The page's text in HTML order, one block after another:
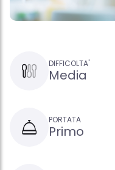
DIFFICOLTA'
Media
PORTATA
Primo